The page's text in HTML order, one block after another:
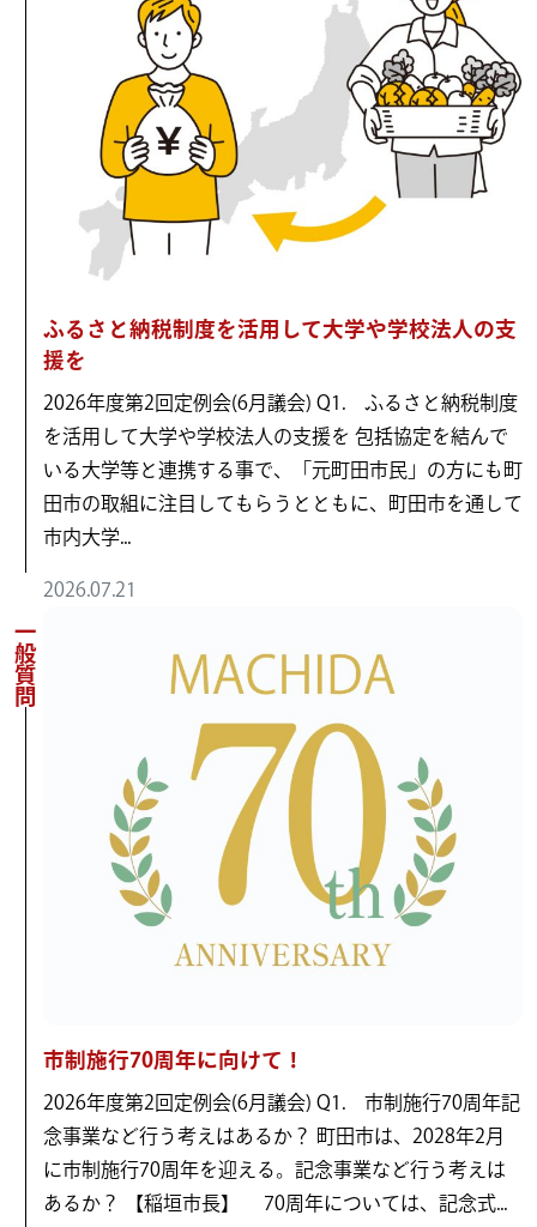
ふるさと納税制度を活用して大学や学校法人の支
援を
2026年度第2回定例会(6月議会) Q1. ふるさと納税制度
を活用して大学や学校法人の支援を 包括協定を結んで
いる大学等と連携する事で、「元町田市民」の方にも町
田市の取組に注目してもらうとともに、町田市を通して
市内大学...
2026.07.21
一般質問
市制施行70周年に向けて！
2026年度第2回定例会(6月議会) Q1. 市制施行70周年記
念事業など行う考えはあるか？ 町田市は、2028年2月
に市制施行70周年を迎える。記念事業など行う考えは
あるか？ 【稲垣市長】 70周年については、記念式...